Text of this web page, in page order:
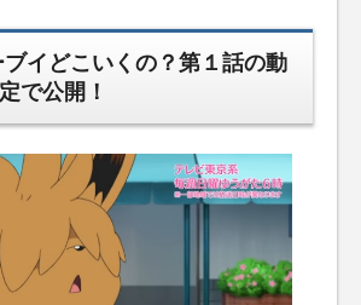
イどこいくの？第１話の動
で公開！